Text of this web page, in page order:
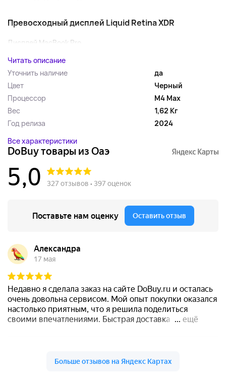
Превосходный дисплей Liquid Retina XDR
Дисплей MacBook Pro...
Читать описание
Уточнить наличие
да
Цвет
Черный
Процессор
M4 Max
Вес
1,62 Кг
Год релиза
2024
Все характеристики